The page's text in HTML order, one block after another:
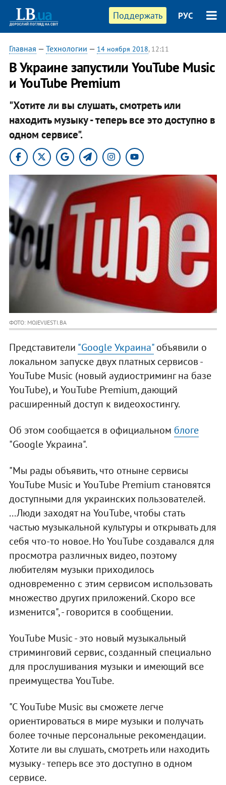
Поддержать РУС
Главная — Технологии — 14 ноября 2018, 12:11
В Украине запустили YouTube Music
и YouTube Premium
"Хотите ли вы слушать, смотреть или
находить музыку - теперь все это доступно в
одном сервисе".
ФОТО: MOJEVIJESTI.BA
Представители "Google Украина"объявили о
локальном запуске двух платных сервисов -
YouTube Music (новый аудиостриминг на базе
YouTube), и YouTube Premium, дающий
расширенный доступ к видеохостингу.
Об этом сообщается в официальном блоге
"Google Украина".
"Мы рады объявить, что отныне сервисы
YouTube Music и YouTube Premium становятся
доступными для украинских пользователей.
...Люди заходят на YouTube, чтобы стать
частью музыкальной культуры и открывать для
себя что-то новое. Но YouTube создавался для
просмотра различных видео, поэтому
любителям музыки приходилось
одновременно с этим сервисом использовать
множество других приложений. Скоро все
изменится", - говорится в сообщении.
YouTube Music - это новый музыкальный
стриминговий сервис, созданный специально
для прослушивания музыки и имеющий все
преимущества YouTube.
"С YouTube Music вы сможете легче
ориентироваться в мире музыки и получать
более точные персональные рекомендации.
Хотите ли вы слушать, смотреть или находить
музыку - теперь все это доступно в одном
сервисе.